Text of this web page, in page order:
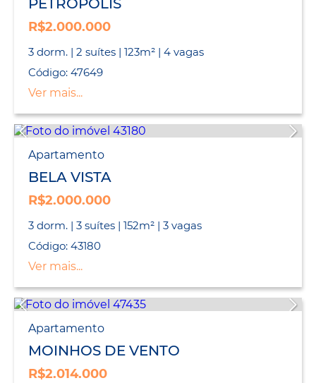
PETRÓPOLIS
R$2.000.000
3 dorm. | 2 suítes | 123m² | 4 vagas
Código: 47649
Ver mais...
Apartamento
BELA VISTA
R$2.000.000
3 dorm. | 3 suítes | 152m² | 3 vagas
Código: 43180
Ver mais...
Apartamento
MOINHOS DE VENTO
R$2.014.000